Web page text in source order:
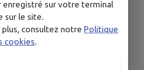
enregistré sur votre terminal
sur le site.
plus, consultez notre Politique
cookies.